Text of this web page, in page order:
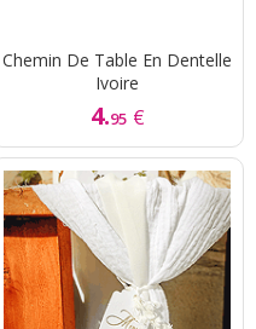
Chemin De Table En Dentelle
Ivoire
4.95 €